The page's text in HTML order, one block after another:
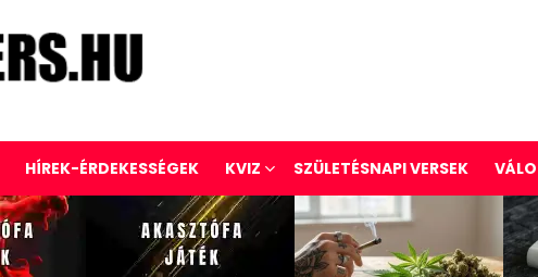
HÍREK-ÉRDEKESSÉGEK KVIZ SZÜLETÉSNAPI VERSEK